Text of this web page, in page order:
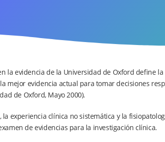
la evidencia de la Universidad de Oxford define
mejor evidencia actual para tomar decisiones
de Oxford, Mayo 2000).
experiencia clínica no sistemática y la
de evidencias para la investigación clínica.